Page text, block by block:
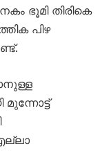
ഭൂമി തിരികെ
പിഴ
മുന്നോട്ട്